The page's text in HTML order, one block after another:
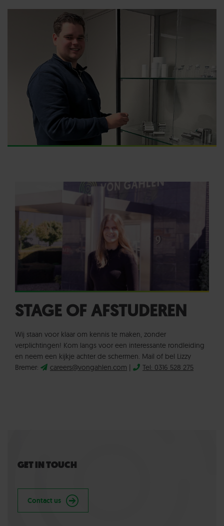
STAGE OF AFSTUDEREN
Wij staan voor klaar om kennis te maken, zonder
verplichtingen! Kom langs voor een interessante rondleiding
en neem een kijkje achter de schermen. Mail of bel Lizzy
Bremer:
careers@vongahlen.com Tel: 0316 528 275
GET IN TOUCH
Contact us